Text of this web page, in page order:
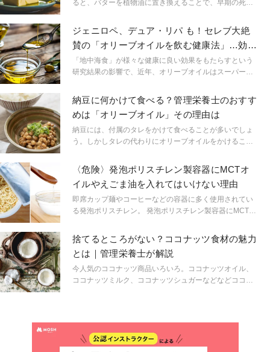
ると、バターを植物油に置き換えることで、早期の死亡
クが減少することが明らかになった。この研究は、アメ
リカ国内の20万人以上を対象に、33年にわたって食生活
と健康状態を追跡したものである。
ジェニロペ、デュア・リパ も！セレブ大絶
賛の「オリーブオイルを飲む健康法」…効果
のほどは？
「地中海食」が様々な健康に良い効果をもたらすという
研究結果の影響で、近年、オリーブオイルはスーパーフ
ハリウッドスターをはじめとするセレブやSNSのインフ
ルエンサーによって、オリーブオイルを飲むという新し
いトレンドが登場し、世界的ブームになっている。
納豆に何かけて食べる？管理栄養士のおすす
めは「オリーブオイル」その理由は
納豆には、付属のタレをかけて食べることが多いでしょ
う。しかしタレの代わりにオリーブオイルをかけること
ます。この記事では、納豆にオリーブオイルをかけて食
べることで得られる、3つの健康効果を解説します。
〈危険〉発泡ポリスチレン製容器にMCTオ
イルやえごま油を入れてはいけない理由
即席カップ麺やコーヒーなどの容器に多く使用されてい
る発泡ポリスチレン。 発泡ポリスチレン製容器にMCTオ
破損する危険性があります。 実際に、調理する際にMCT
オイルを発泡ポリスチレン製容器に入れた結果、容器が
破損し、お湯が漏れ出た事例が報告されています。 本記
事では、発泡ポリスチレン製容器にMCTオイルやえごま
油を加えることの危険性についてお伝えします。
捨てるところがない？ココナッツ食材の魅力
とは｜管理栄養士が解説
今人気のココナッツ商品いろいろ。ココナッツオイル、
ココナッツミルク、ココナッツシュガーなどなどココナ